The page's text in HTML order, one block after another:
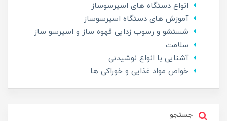
انواع دستگاه های اسپرسوساز
آموزش های دستگاه اسپرسوساز
شستشو و رسوب زدایی قهوه ساز و اسپرسو ساز
سلامت
آشنایی با انواع نوشیدنی
خواص مواد غذایی و خوراکی ها
جستجو